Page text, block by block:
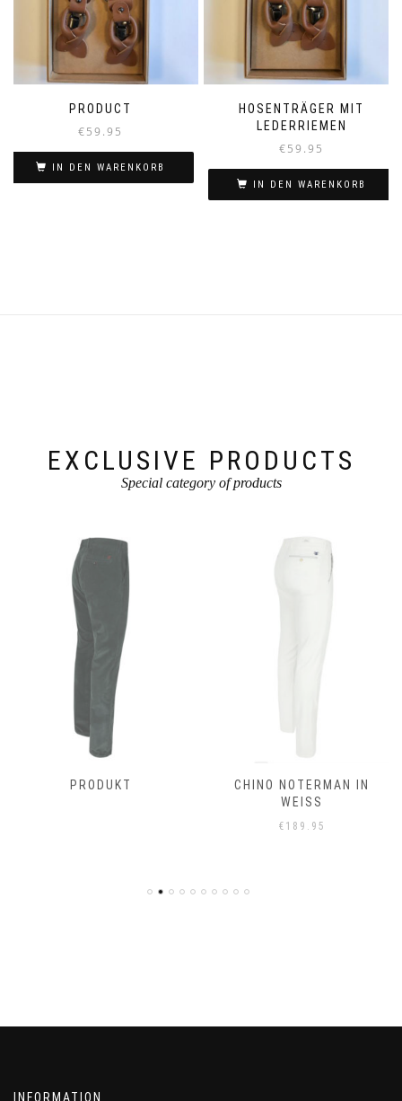
PRODUCT
€59.95
IN DEN WARENKORB
HOSENTRÄGER MIT
LEDERRIEMEN
€59.95
IN DEN WARENKORB
EXCLUSIVE PRODUCTS
Special category of products
PRODUKT
CHINO NOTERMAN IN
WEISS
€ 189.95
INFORMATION